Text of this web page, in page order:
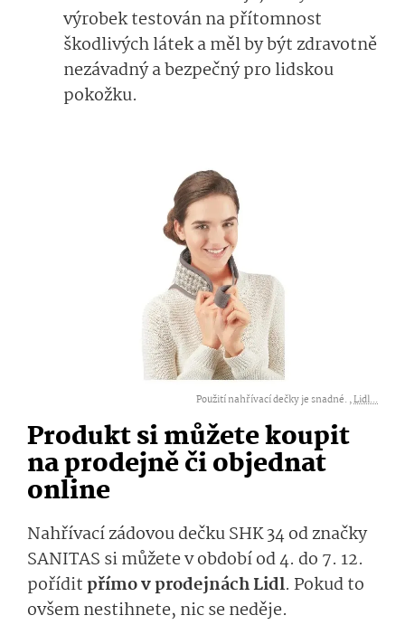
výrobek testován na přítomnost
škodlivých látek a měl by být zdravotně
nezávadný a bezpečný pro lidskou
pokožku.
Použití nahřívací dečky je snadné. ,Lidl...
Produkt si můžete koupit
na prodejně či objednat
online
Nahřívací zádovou dečku SHK 34 od značky
SANITAS si můžete v období od 4. do 7. 12.
pořídit přímo v prodejnách Lidl. Pokud to
ovšem nestihnete, nic se neděje.